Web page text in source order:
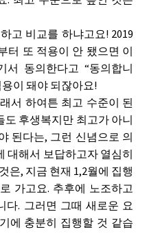
고 비교를 하냐고요! 2019
터 또 적용이 안 됐으면 이
동의한다고 “동의합니
이 돼야 되잖아요!
서 하여튼 최고 수준이 된
도 후생복지만 최고가 아니
된다는, 그런 신념으로 의
대해서 보답하고자 열심히
은, 지금 현재 1,2월에 집행
가고요. 추후에 노조하고
다. 그러면 그때 새로운 요
에 충분히 집행할 것 같습